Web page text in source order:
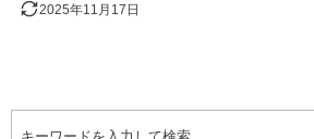
2025年11月17日